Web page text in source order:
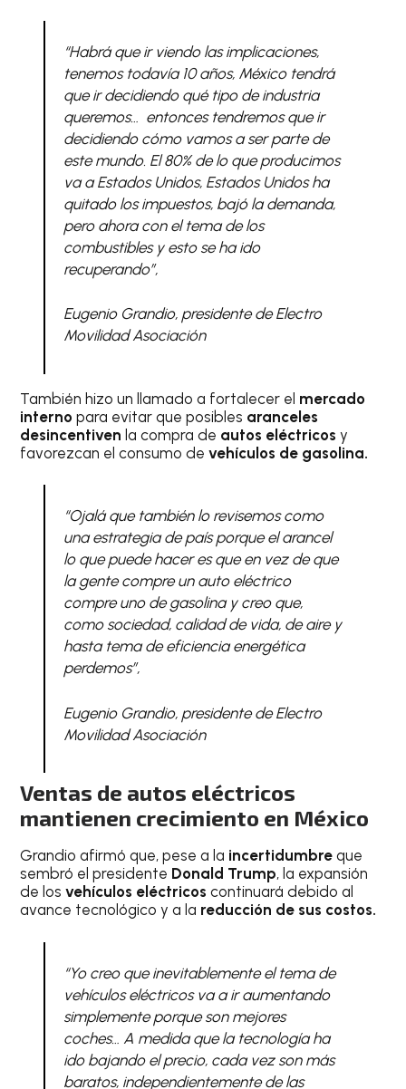
“Habrá que ir viendo las implicaciones,
tenemos todavía 10 años, México tendrá
que ir decidiendo qué tipo de industria
queremos… entonces tendremos que ir
decidiendo cómo vamos a ser parte de
este mundo. El 80% de lo que producimos
va a Estados Unidos, Estados Unidos ha
quitado los impuestos, bajó la demanda,
pero ahora con el tema de los
combustibles y esto se ha ido
recuperando”,
Eugenio Grandio, presidente de Electro
Movilidad Asociación
También hizo un llamado a fortalecer el mercado
internopara evitar que posibles aranceles
desincentivenla compra de autos eléctricos y
favorezcan el consumo devehículos de gasolina.
“Ojalá que también lo revisemos como
una estrategia de país porque el arancel
lo que puede hacer es que en vez de que
la gente compre un auto eléctrico
compre uno de gasolina y creo que,
como sociedad, calidad de vida, de aire y
hasta tema de eficiencia energética
perdemos”,
Eugenio Grandio, presidente de Electro
Movilidad Asociación
Ventas de autos eléctricos
mantienen crecimiento en México
Grandio afirmó que, pese a la incertidumbreque
sembró el presidente Donald Trump, la expansión
de losvehículos eléctricos continuará debido al
avance tecnológico y a la reducción de sus costos.
“Yo creo que inevitablemente el tema de
vehículos eléctricos va a ir aumentando
simplemente porque son mejores
coches… A medida que la tecnología ha
ido bajando el precio, cada vez son más
baratos, independientemente de las